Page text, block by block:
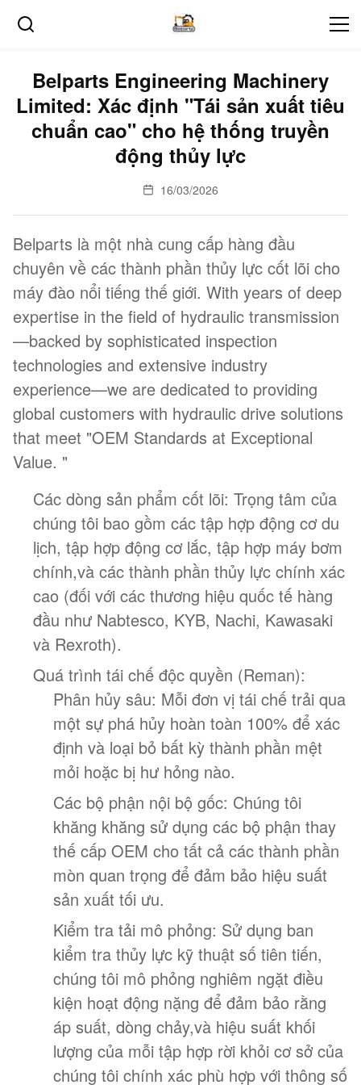
Belparts Engineering Machinery
Limited: Xác định "Tái sản xuất tiêu
chuẩn cao" cho hệ thống truyền
động thủy lực
16/03/2026
Belparts là một nhà cung cấp hàng đầu
chuyên về các thành phần thủy lực cốt lõi cho
máy đào nổi tiếng thế giới. With years of deep
expertise in the field of hydraulic transmission
—backed by sophisticated inspection
technologies and extensive industry
experience—we are dedicated to providing
global customers with hydraulic drive solutions
that meet "OEM Standards at Exceptional
Value. "
Các dòng sản phẩm cốt lõi: Trọng tâm của
chúng tôi bao gồm các tập hợp động cơ du
lịch, tập hợp động cơ lắc, tập hợp máy bơm
chính,và các thành phần thủy lực chính xác
cao (đối với các thương hiệu quốc tế hàng
đầu như Nabtesco, KYB, Nachi, Kawasaki
và Rexroth).
Quá trình tái chế độc quyền (Reman):
Phân hủy sâu: Mỗi đơn vị tái chế trải qua
một sự phá hủy hoàn toàn 100% để xác
định và loại bỏ bất kỳ thành phần mệt
mỏi hoặc bị hư hỏng nào.
Các bộ phận nội bộ gốc: Chúng tôi
khăng khăng sử dụng các bộ phận thay
thế cấp OEM cho tất cả các thành phần
mòn quan trọng để đảm bảo hiệu suất
sản xuất tối ưu.
Kiểm tra tải mô phỏng: Sử dụng ban
kiểm tra thủy lực kỹ thuật số tiên tiến,
chúng tôi mô phỏng nghiêm ngặt điều
kiện hoạt động nặng để đảm bảo rằng
áp suất, dòng chảy,và hiệu suất khối
lượng của mỗi tập hợp rời khỏi cơ sở của
chúng tôi chính xác phù hợp với thông số